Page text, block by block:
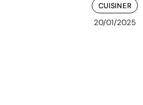
CUISINER
20/01/2025